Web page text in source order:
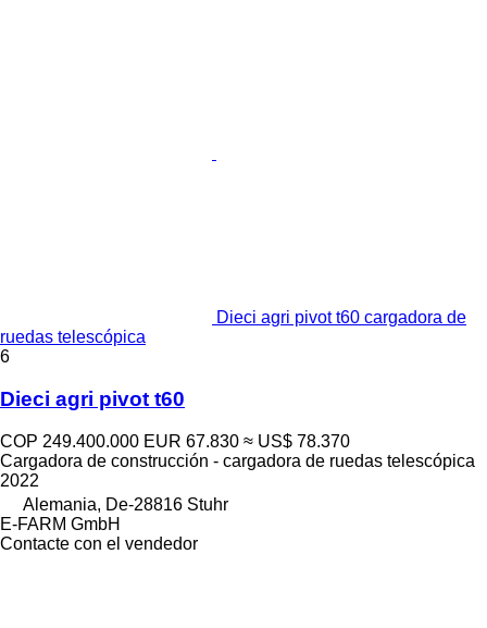
Dieci agri pivot t60 cargadora de
ruedas telescópica
6
Dieci agri pivot t60
COP 249.400.000 EUR 67.830 ≈ US$ 78.370
Cargadora de construcción - cargadora de ruedas telescópica
2022
Alemania, De-28816 Stuhr
E-FARM GmbH
Contacte con el vendedor